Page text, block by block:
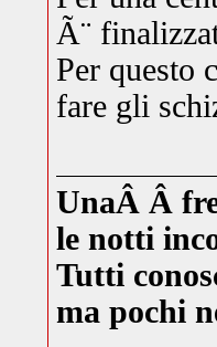
Ã¨
Per questo
fare gli
UnaÂ Â
le notti
Tutti
ma pochi